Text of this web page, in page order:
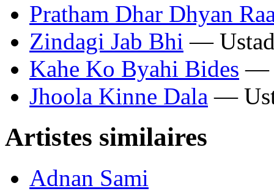
Pratham Dhar Dhyan
Zindagi Jab Bhi —
Kahe Ko Byahi Bides —
Jhoola Kinne Dala —
Artistes similaires
Adnan Sami